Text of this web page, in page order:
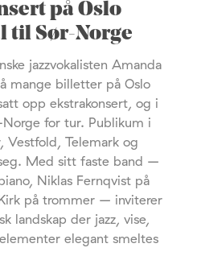
på Oslo
til Sør-Norge
jazzvokalisten Amanda
mange billetter på Oslo
opp ekstrakonsert, og i
for tur. Publikum i
Vestfold, Telemark og
Med sitt faste band –
Niklas Fernqvist på
på trommer – inviterer
landskap der jazz, vise,
elegant smeltes